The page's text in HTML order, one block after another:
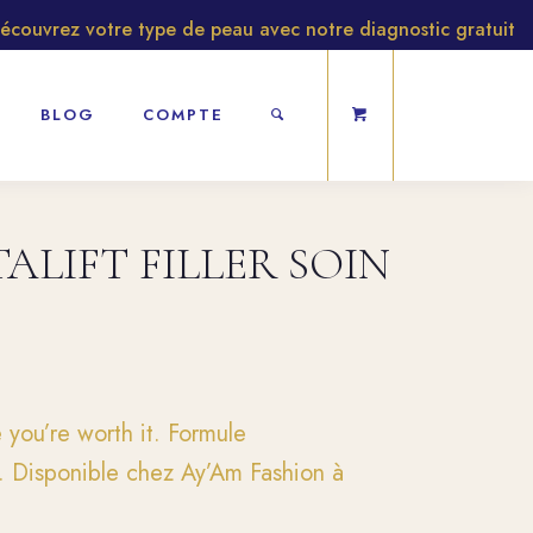
votre type de peau avec notre diagnostic gratuit
BLOG COMPTE
FILLER SOIN
worth it. Formule
chez Ay’Am Fashion à